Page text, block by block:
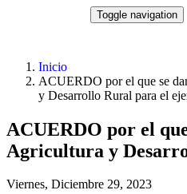
Pasar al contenido principal
Toggle navigation
Inicio
ACUERDO por el que se
y Desarrollo Rural para el
ACUERDO por el
Agricultura y
Viernes, Diciembre 29, 2023